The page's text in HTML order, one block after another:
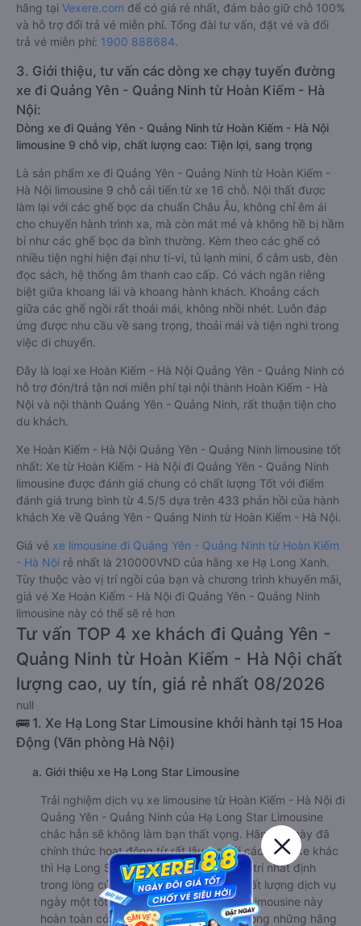
hãng tại Vexere.com để có giá rẻ nhất, đảm bảo giữ chỗ 100%
và hỗ trợ đổi trả vé miễn phí. Tổng đài tư vấn, đặt vé và đổi
trả vé miễn phí: 1900 888684.
3. Giới thiệu, tư vấn các dòng xe chạy tuyến đường
xe đi Quảng Yên - Quảng Ninh từ Hoàn Kiếm - Hà
Nội:
Dòng xe đi Quảng Yên - Quảng Ninh từ Hoàn Kiếm - Hà Nội
limousine 9 chỗ vip, chất lượng cao: Tiện lợi, sang trọng
Là sản phẩm xe đi Quảng Yên - Quảng Ninh từ Hoàn Kiếm -
Hà Nội limousine 9 chỗ cải tiến từ xe 16 chỗ. Nội thất được
làm lại với các ghế bọc da chuẩn Châu Âu, không chỉ êm ái
cho chuyến hành trình xa, mà còn mát mẻ và không hề bị hầm
bí như các ghế bọc da bình thường. Kèm theo các ghế có
nhiều tiện nghi hiện đại như ti-vi, tủ lạnh mini, ổ cắm usb, đèn
đọc sách, hệ thống âm thanh cao cấp. Có vách ngăn riêng
biệt giữa khoang lái và khoang hành khách. Khoảng cách
giữa các ghế ngồi rất thoải mái, không nhồi nhét. Luôn đáp
ứng được nhu cầu về sang trọng, thoải mái và tiện nghi trong
việc di chuyển.
Đây là loại xe Hoàn Kiếm - Hà Nội Quảng Yên - Quảng Ninh có
hỗ trợ đón/trả tận nơi miễn phí tại nội thành Hoàn Kiếm - Hà
Nội và nội thành Quảng Yên - Quảng Ninh, rất thuận tiện cho
du khách.
Xe Hoàn Kiếm - Hà Nội Quảng Yên - Quảng Ninh limousine tốt
nhất: Xe từ Hoàn Kiếm - Hà Nội đi Quảng Yên - Quảng Ninh
limousine được đánh giá chung có chất lượng Tốt với điểm
đánh giá trung bình từ 4.5/5 dựa trên 433 phản hồi của hành
khách Xe về Quảng Yên - Quảng Ninh từ Hoàn Kiếm - Hà Nội.
Giá vé xe limousine đi Quảng Yên - Quảng Ninh từ Hoàn Kiếm
- Hà Nội rẻ nhất là 210000VND của hãng xe Hạ Long Xanh.
Tùy thuộc vào vị trí ngồi của bạn và chương trình khuyến mãi,
giá vé Xe Hoàn Kiếm - Hà Nội đi Quảng Yên - Quảng Ninh
limousine này có thể sẽ rẻ hơn
Tư vấn TOP 4 xe khách đi Quảng Yên -
Quảng Ninh từ Hoàn Kiếm - Hà Nội chất
lượng cao, uy tín, giá rẻ nhất 08/2026
null
🚌 1. Xe Hạ Long Star Limousine khởi hành tại 15 Hoa
Động (Văn phòng Hà Nội)
a. Giới thiệu xe Hạ Long Star Limousine
Trải nghiệm dịch vụ xe limousine từ Hoàn Kiếm - Hà Nội đi
Quảng Yên - Quảng Ninh của Hạ Long Star Limousine
chắc hẳn sẽ không làm bạn thất vọng. Hãng xe này đã
chính thức hoạt động từ rất lâu, so với các hãng xe khác
thì Hạ Long Star Limousine đã có một vị trí nhất định
trong lòng của nhiều hành khách. Với chất lượng dịch vụ
ngày một tốt hơn, nhà xe Hạ Long Star Limousine này
hoàn toàn có tiềm năng trở thành một trong những hãng